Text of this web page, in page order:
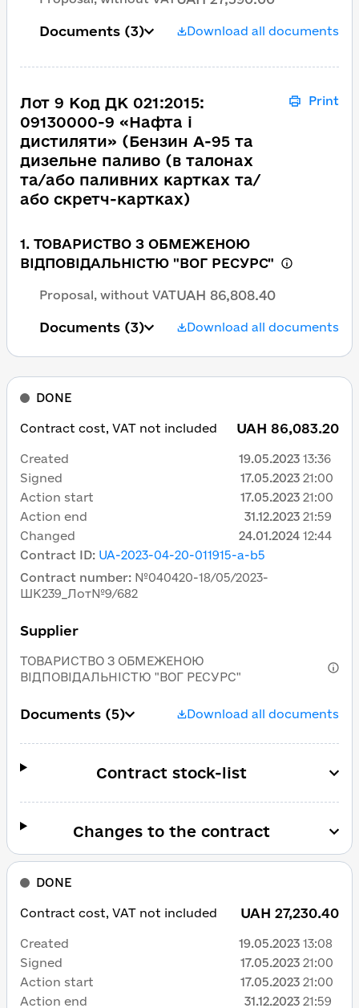
Documents (3) Download all documents
Лот 9 Код ДК 021:2015:
09130000-9 «Нафта і
дистиляти» (Бензин А-95 та
дизельне паливо (в талонах
та/або паливних картках та/
або скретч-картках)
Print
1. ТОВАРИСТВО З ОБМЕЖЕНОЮ
ВІДПОВІДАЛЬНІСТЮ "ВОГ РЕСУРС"
Proposal, without VATUAH 86,808.40
Documents (3) Download all documents
Contract ID: UA-2023-04-20-011915-a-b5
Contract number: №040420-18/05/2023-
ШК239_Лот№9/682
Supplier
ТОВАРИСТВО З ОБМЕЖЕНОЮ
ВІДПОВІДАЛЬНІСТЮ "ВОГ РЕСУРС"
Documents (5) Download all documents
DONE
Contract cost, VAT not included UAH 86,083.20
Created 19.05.2023 13:36
Signed
17.05.2023 21:00
Action start
17.05.2023 21:00
Action end
31.12.2023 21:59
Changed
24.01.2024 12:44
Contract stock-list
Changes to the contract
DONE
Contract cost, VAT not included UAH 27,230.40
Created 19.05.2023 13:08
Signed
17.05.2023 21:00
Action start
17.05.2023 21:00
Action end
31.12.2023 21:59